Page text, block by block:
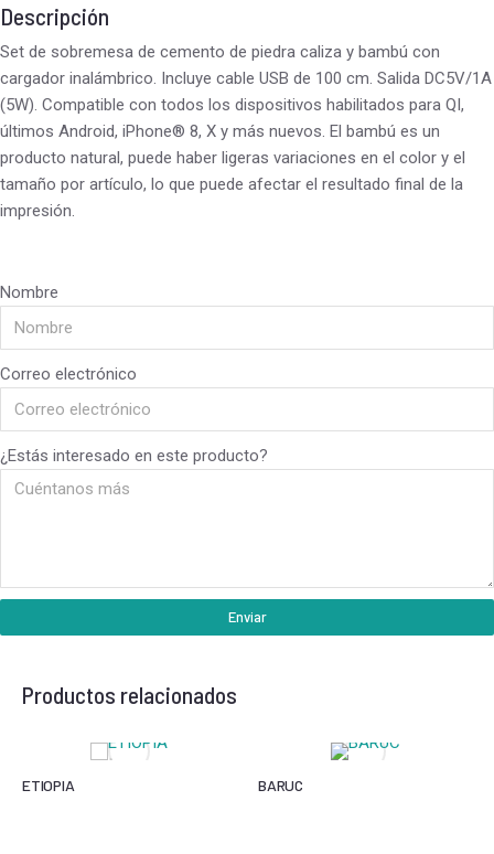
Descripción
Set de sobremesa de cemento de piedra caliza y bambú con
cargador inalámbrico. Incluye cable USB de 100 cm. Salida DC5V/1A
(5W). Compatible con todos los dispositivos habilitados para QI,
últimos Android, iPhone® 8, X y más nuevos. El bambú es un
producto natural, puede haber ligeras variaciones en el color y el
tamaño por artículo, lo que puede afectar el resultado final de la
impresión.
Nombre
Correo electrónico
¿Estás interesado en este producto?
Enviar
Productos relacionados
ETIOPIA BARUC